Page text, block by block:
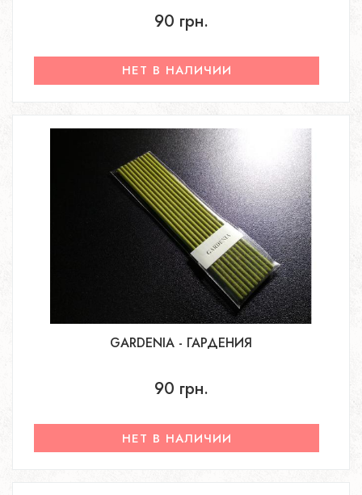
90 грн.
НЕТ В НАЛИЧИИ
GARDENIA - ГАРДЕНИЯ
90 грн.
НЕТ В НАЛИЧИИ